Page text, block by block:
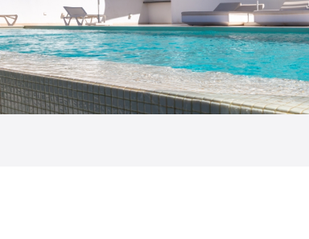
Cortinas de Cristal